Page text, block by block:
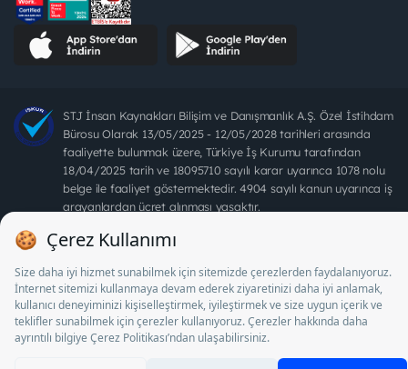
STJ İnsan Kaynakları Bilişim ve Danışmanlık A.Ş. Özel İstihdam
Bürosu Olarak 13/05/2025 - 12/05/2028 tarihleri arasında
faaliyette bulunmak üzere, Türkiye İş Kurumu tarafından
18/04/2025 tarih ve 18095710 sayılı karar uyarınca 1078 nolu
belge ile faaliyet göstermektedir. 4904 sayılı kanun uyarınca iş
arayanlardan ücret alınması yasaktır.